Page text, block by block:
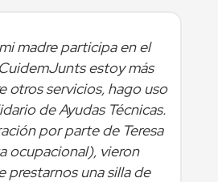
madre participa en el
estoy más
otros servicios, hago uso
de Ayudas Técnicas.
por parte de Teresa
ocupacional), vieron
prestarnos una silla de